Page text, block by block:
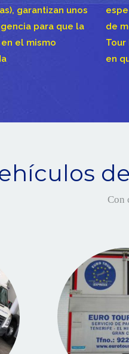
garantizan unos
para que la
el mismo
de
Tour
en
Con